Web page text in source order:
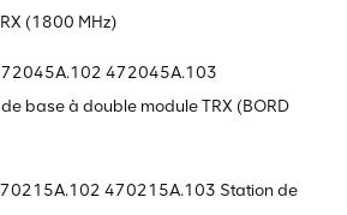
(1800 MHz)
472045A.103
base à double module TRX (BORD
470215A.103 Station de